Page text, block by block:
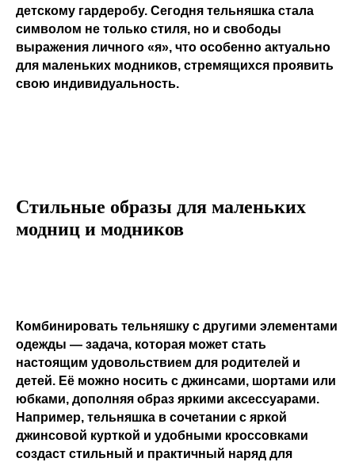
детскому гардеробу. Сегодня тельняшка стала
символом не только стиля, но и свободы
выражения личного «я», что особенно актуально
для маленьких модников, стремящихся проявить
свою индивидуальность.
Стильные образы для маленьких
модниц и модников
Комбинировать тельняшку с другими элементами
одежды — задача, которая может стать
настоящим удовольствием для родителей и
детей. Её можно носить с джинсами, шортами или
юбками, дополняя образ яркими аксессуарами.
Например, тельняшка в сочетании с яркой
джинсовой курткой и удобными кроссовками
создаст стильный и практичный наряд для